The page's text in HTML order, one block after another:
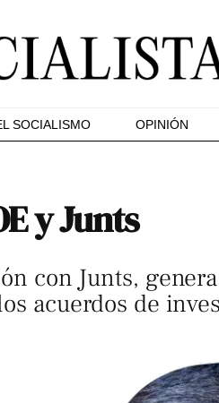
SOCIALISMO OPINIÓN
y Junts
con Junts,
acuerdos de